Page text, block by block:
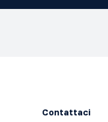
Contattaci